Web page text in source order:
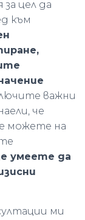
цел да
към
важни
че
можете на
умеете да
ми